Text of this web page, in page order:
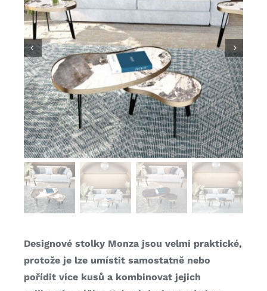
Designové stolky Monza jsou velmi praktické,
protože je lze umístit samostatně nebo
pořídit více kusů a kombinovat jejich